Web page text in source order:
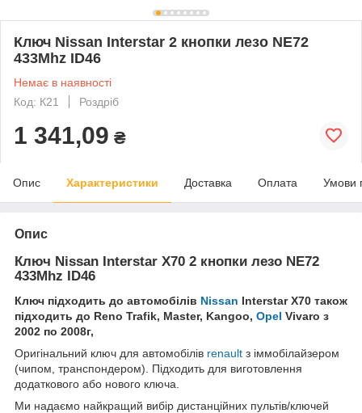
Ключ Nissan Interstar 2 кнопки лезо NE72
433Mhz ID46
Немає в наявності
Код: К21
Роздріб
1 341,09 ₴
Опис Характеристики Доставка Оплата Умови
Опис
Ключ Nissan Interstar X70 2 кнопки лезо NE72
433Mhz ID46
Ключ підходить до автомобілів Nissan Interstar X70 також
підходить до Reno Trafik, Master, Kangoo, Opel Vivaro з
2002 по 2008г,
Оригінальний ключ для автомобілів renault з іммобілайзером
(чипом, транспондером). Підходить для виготовлення
додаткового або нового ключа.
Ми надаємо найкращий вибір дистанційних пультів/ключей